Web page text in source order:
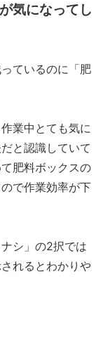
気になってし
ているのに「肥
業中とても気に
と認識していて
肥料ボックスの
で作業効率が下
シ」の2択では
れるとわかりや